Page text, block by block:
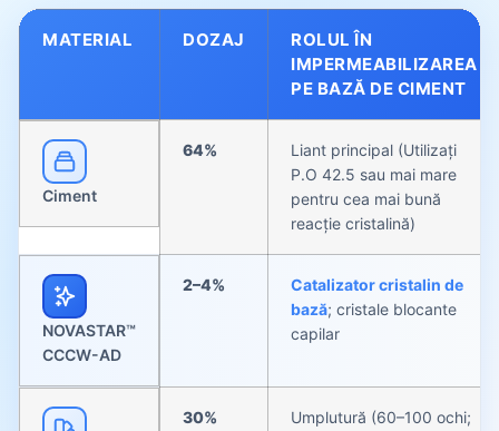
MATERIAL DOZAJ
ROLUL ÎN
IMPERMEABILIZAREA
PE BAZĂ DE CIMENT
Ciment
64%
Liant principal (Utilizați
P.O 42.5 sau mai mare
pentru cea mai bună
reacție cristalină)
NOVASTAR™
CCCW-AD
2–4%
Catalizator cristalin de
bază; cristale blocante
capilar
30%
Umplutură (60–100 ochi;